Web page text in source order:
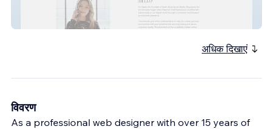
Sarah Marie
अधिक दिखाएं
विवरण
As a professional web designer with over 15 years of